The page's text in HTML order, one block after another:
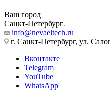
Ваш город
Санкт-Петербург
info@nevaeltech.ru
г. Санкт-Петербург, ул.
Вконтакте
Telegram
YouTube
WhatsApp